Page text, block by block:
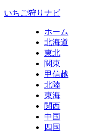
いちご狩りナビ
ホーム
北海道
東北
関東
甲信越
北陸
東海
関西
中国
四国